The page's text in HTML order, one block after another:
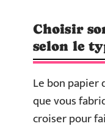
Choisir
selon le
Le bon papier
que vous
croiser pour